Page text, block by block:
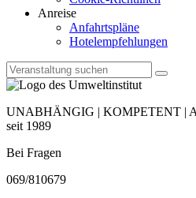
Anreise
Anfahrtspläne
Hotelempfehlungen
UNABHÄNGIG | KOMPETENT |
seit 1989
Bei Fragen
069/810679